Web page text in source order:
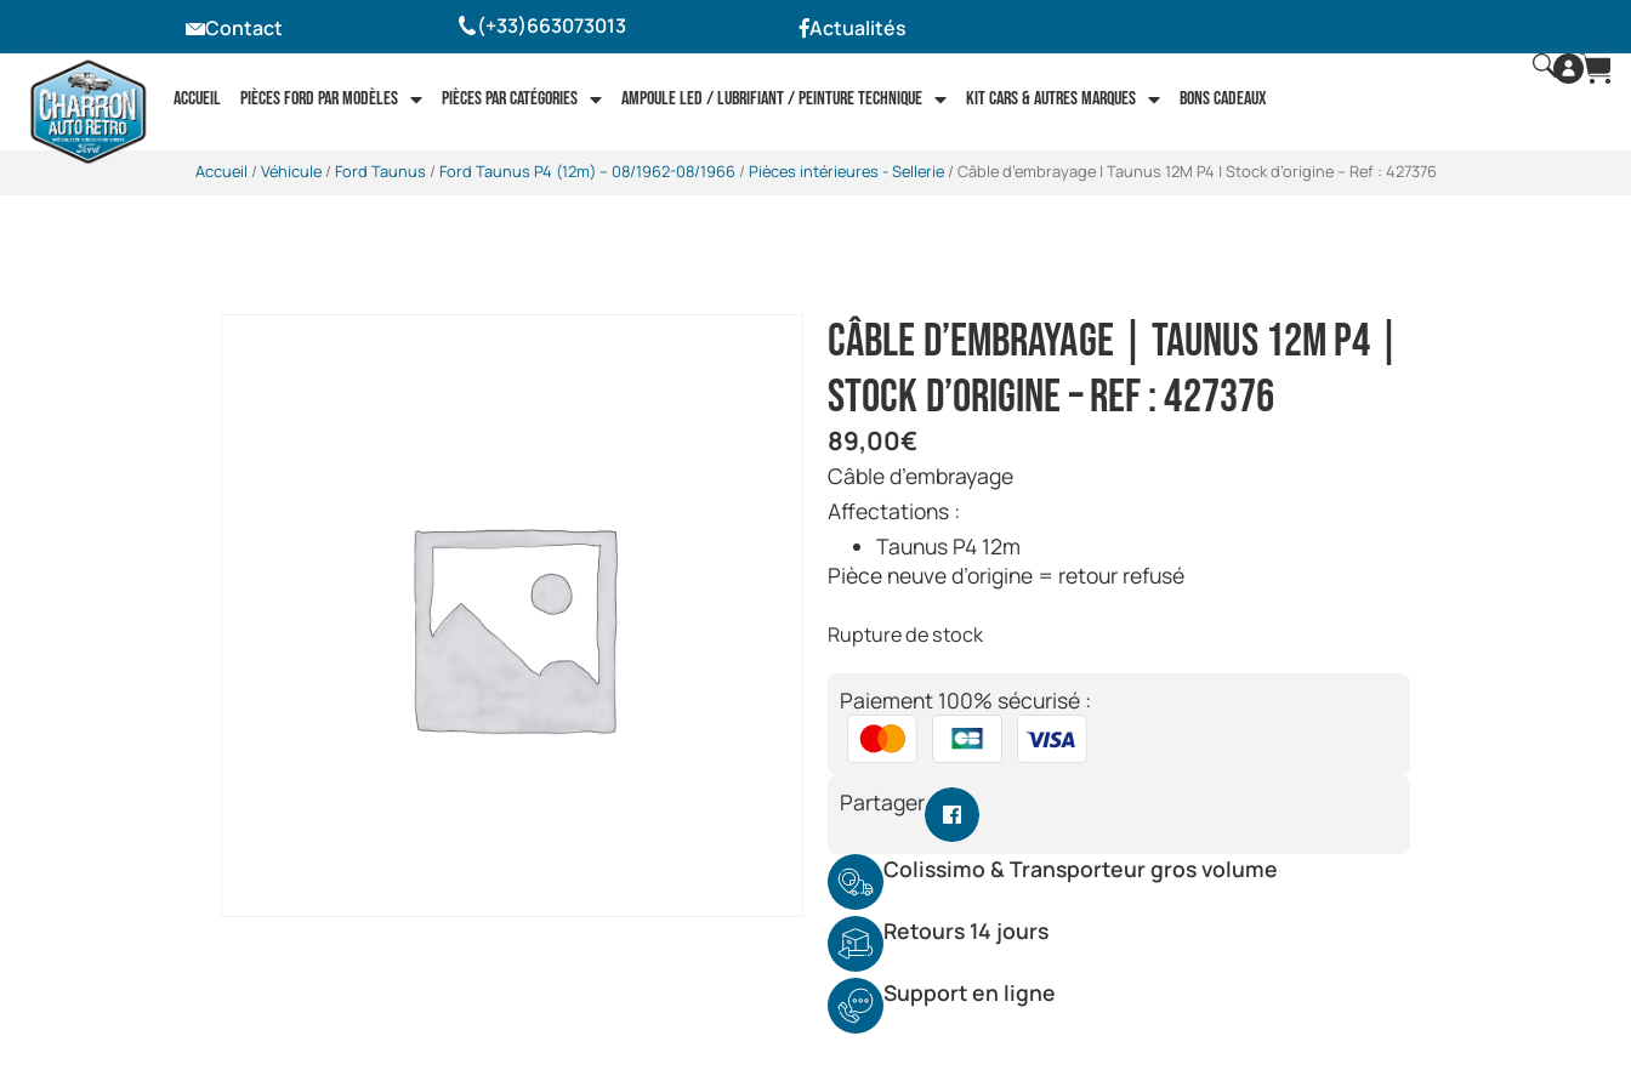
Contact (+33)663073013 Actualités
Accueil Pièces Ford par modèles Pièces par catégories Ampoule LED / Lubrifiant / Peinture technique Kit cars & autres marques Bons Cadeaux
Accueil / Véhicule/ Ford Taunus/ Ford Taunus P4 (12m) -- 08/1962-08/1966 / Pièces intérieures - Sellerie/ Câble d’embrayage | Taunus 12M P4 | Stock d’origine – Ref : 427376
Câble d’embrayage | Taunus 12M P4 |
Stock d’origine – Ref : 427376
89,00€
Câble d’embrayage
Affectations :
Taunus P4 12m
Pièce neuve d’origine = retour refusé
Rupture de stock
Paiement 100% sécurisé :
Partager
Colissimo & Transporteur gros volume
Retours 14 jours
Support en ligne